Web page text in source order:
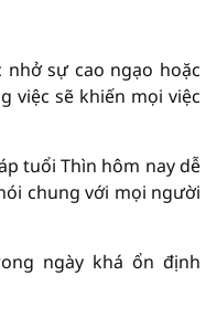
nhở sự cao ngạo hoặc
việc sẽ khiến mọi việc
tuổi Thìn hôm nay dễ
chung với mọi người
ngày khá ổn định